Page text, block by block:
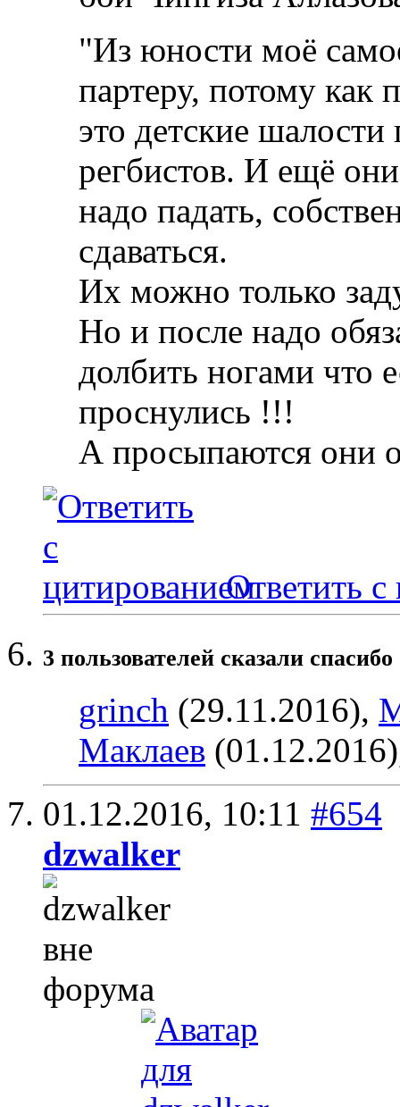
"Из юности моё
партеру, потому как
это детские
регбистов. И ещё
надо падать,
сдаваться.
Их можно только
Но и после надо
долбить ногами что
проснулись !!!
А просыпаются они
Ответить с
3 пользователей сказали
grinch (29.11.2016),
Маклаев
01.12.2016, 10:11 #654
dzwalker